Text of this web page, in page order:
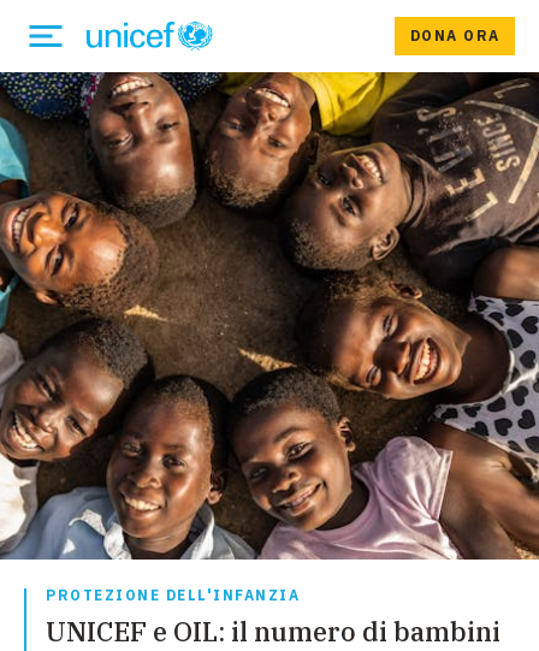
DONA ORA
PROTEZIONE DELL'INFANZIA
UNICEF e OIL: il numero di bambini